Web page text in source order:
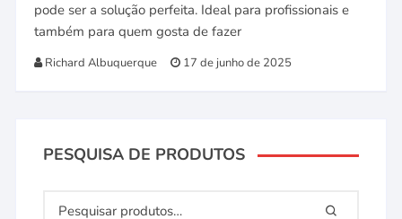
pode ser a solução perfeita. Ideal para profissionais e
também para quem gosta de fazer
Richard Albuquerque 17 de junho de 2025
PESQUISA DE PRODUTOS